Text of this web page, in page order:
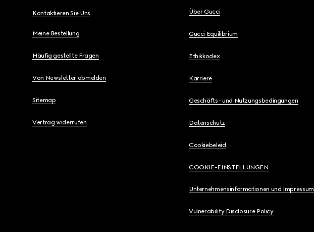
Kontaktieren Sie Uns
Meine Bestellung
Häufig gestellte Fragen
Von Newsletter abmelden
Sitemap
Vertrag widerrufen
Über Gucci
Gucci Equilibrium
Ethikkodex
Karriere
Geschäfts- und Nutzungsbedingungen
Datenschutz
Cookiebeleid
COOKIE-EINSTELLUNGEN
Unternehmensinformationen und Impressum
Vulnerability Disclosure Policy